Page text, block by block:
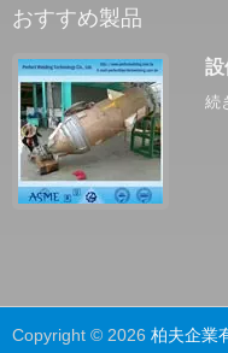
おすすめ製品
続
Copyright © 2026 柏夫企業